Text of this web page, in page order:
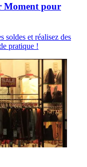
Moment pour
soldes et réalisez des
pratique !